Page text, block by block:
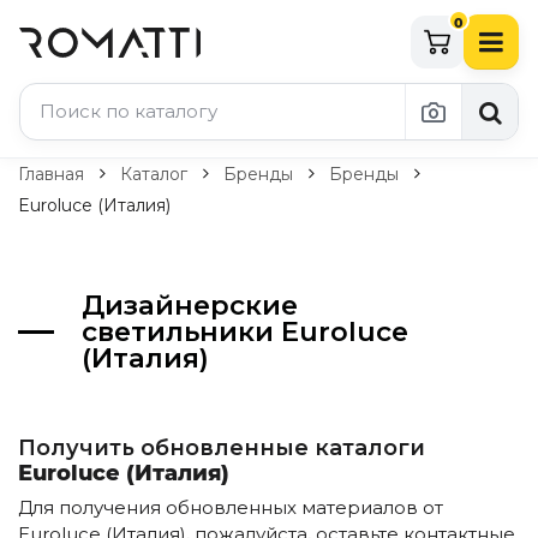
0
Каталог Romatti
Свет и освещение
Подвесные светильники
Люстры
Потолочные светильники
Торшеры
Технический свет
Уличное освещение
Комплектующие
Главная Каталог Бренды
Бренды
Euroluce (Италия)
Дизайнерские
светильники Euroluce
(Италия)
Получить обновленные каталоги
Euroluce (Италия)
Для получения обновленных материалов от